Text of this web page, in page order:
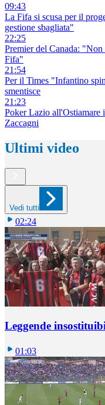
09:43
La Fifa si scusa per il
gestione sbagliata"
22:25
Premier del Canada:
Fifa"
21:54
Per il Times "Infantino
smentisce
21:23
Poker Lazio all'Ostiamare
Zaccagni
Ultimi video
Vedi tutti
02:24
Leggende
01:03